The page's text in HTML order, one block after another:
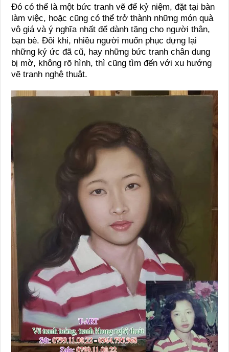
Đó có thể là một bức tranh vẽ để kỷ niệm, đặt tại bàn
làm việc, hoặc cũng có thể trở thành những món quà
vô giá và ý nghĩa nhất để dành tặng cho người thân,
bạn bè. Đôi khi, nhiều người muốn phục dựng lại
những ký ức đã cũ, hay những bức tranh chân dung
bị mờ, không rõ hình, thì cũng tìm đến với xu hướng
vẽ tranh nghệ thuật.